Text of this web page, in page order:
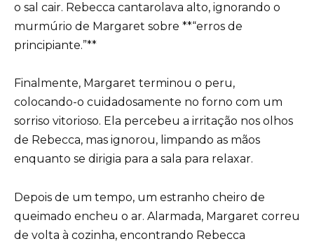
o sal cair. Rebecca cantarolava alto, ignorando o
murmúrio de Margaret sobre **“erros de
principiante.”**
Finalmente, Margaret terminou o peru,
colocando-o cuidadosamente no forno com um
sorriso vitorioso. Ela percebeu a irritação nos olhos
de Rebecca, mas ignorou, limpando as mãos
enquanto se dirigia para a sala para relaxar.
Depois de um tempo, um estranho cheiro de
queimado encheu o ar. Alarmada, Margaret correu
de volta à cozinha, encontrando Rebecca